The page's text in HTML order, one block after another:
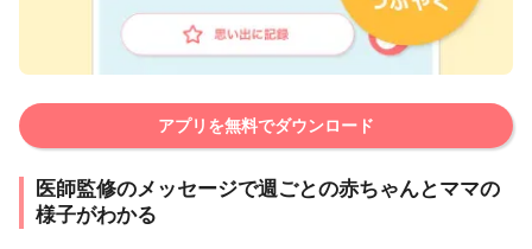
アプリを無料でダウンロード
医師監修のメッセージで週ごとの赤ちゃんとママの
様子がわかる